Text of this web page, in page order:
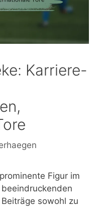
Karriere-
Figur im
sowohl zu